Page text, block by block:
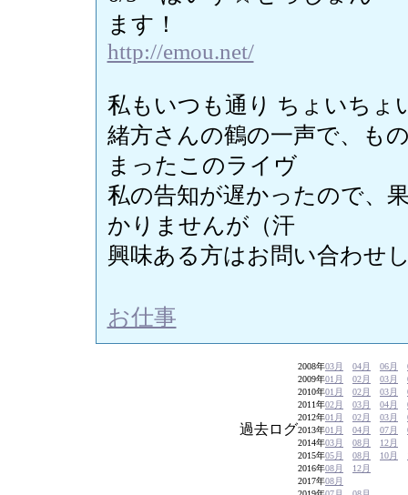
ます！
http://emou.net/
私もいつも通り ちょいち
緒方さんの鶴の一声で、も
まったこのライヴ
私の告知が遅かったので、
かりませんが（汗
興味ある方はお問い合わせ
お仕事
過去ログ
2008年03月 04月 06月
2009年01月 02月 03月
2010年01月 02月 03月
2011年02月 03月 04月
2012年01月 02月 03月
2013年01月 04月 07月
2014年03月 08月
12月
2015年05月 08月 10月
2016年08月
12月
2017年08月